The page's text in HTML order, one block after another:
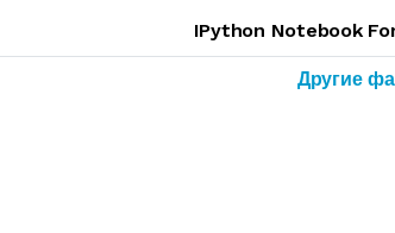
IPython Notebook
Другие